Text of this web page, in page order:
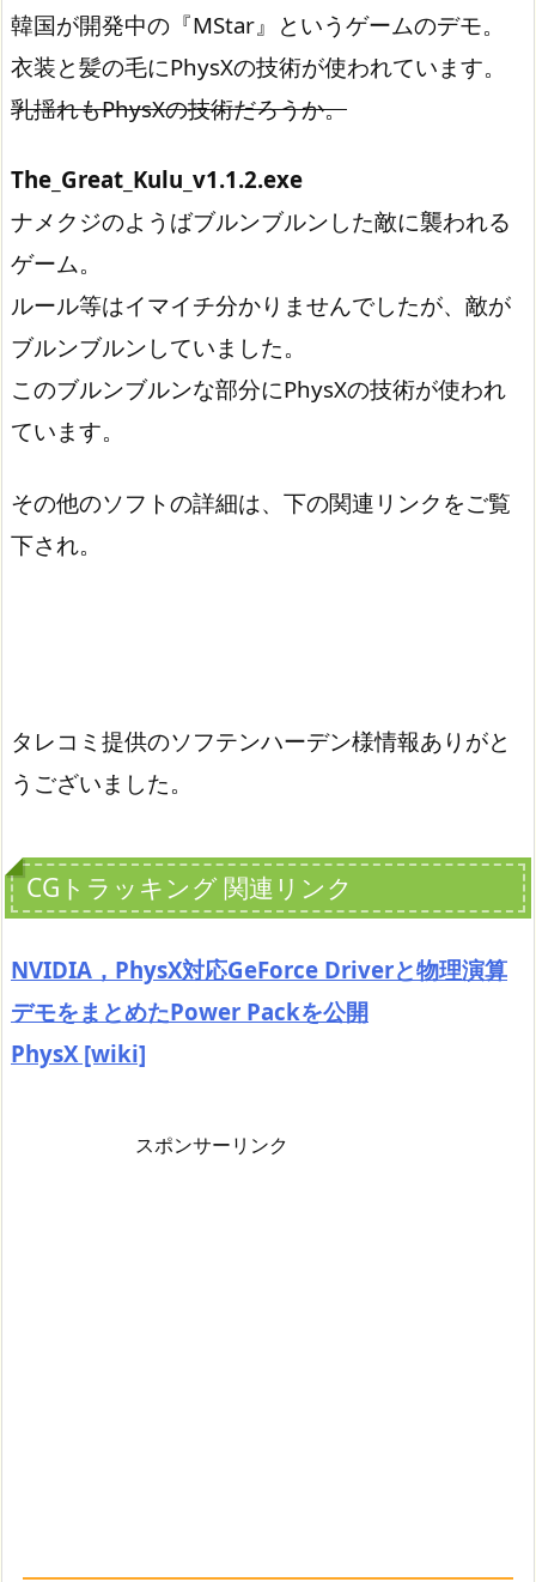
韓国が開発中の『MStar』というゲームのデモ。
衣装と髪の毛にPhysXの技術が使われています。
乳揺れもPhysXの技術だろうか。
The_Great_Kulu_v1.1.2.exe
ナメクジのようばブルンブルンした敵に襲われる
ゲーム。
ルール等はイマイチ分かりませんでしたが、敵が
ブルンブルンしていました。
このブルンブルンな部分にPhysXの技術が使われ
ています。
その他のソフトの詳細は、下の関連リンクをご覧
下され。
タレコミ提供のソフテンハーデン様情報ありがと
うございました。
CGトラッキング 関連リンク
NVIDIA，PhysX対応GeForce Driverと物理演算
デモをまとめたPower Packを公開
PhysX [wiki]
スポンサーリンク